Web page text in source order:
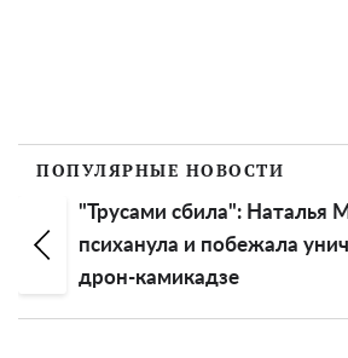
ПОПУЛЯРНЫЕ НОВОСТИ
"Трусами сбила": Наталья
психанула и побежала
дрон-камикадзе